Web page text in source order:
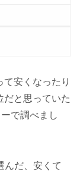
安くなったり
だと思っていた
で調べまし
んだ、安くて